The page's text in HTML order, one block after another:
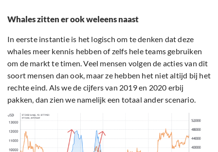
Whales zitten er ook weleens naast
In eerste instantie is het logisch om te denken dat deze
whales meer kennis hebben of zelfs hele teams gebruiken
om de markt te timen. Veel mensen volgen de acties van dit
soort mensen dan ook, maar ze hebben het niet altijd bij het
rechte eind. Als we de cijfers van 2019 en 2020 erbij
pakken, dan zien we namelijk een totaal ander scenario.